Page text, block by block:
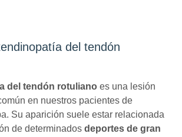
del tendón
del tendón rotuliano es una lesión
en nuestros pacientes de
Su aparición suele estar relacionada
de determinados deportes de gran